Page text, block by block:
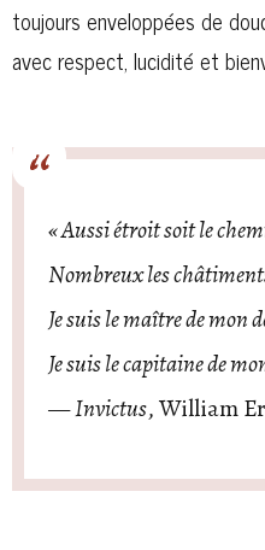
toujours enveloppées de
avec respect, lucidité et
« Aussi étroit soit le
Nombreux les
Je suis le maître de mon
Je suis le capitaine de
—Invictus, William